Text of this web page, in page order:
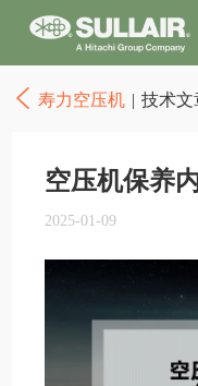
寿力空压机 | 技术文
空压机保养
2025-01-09